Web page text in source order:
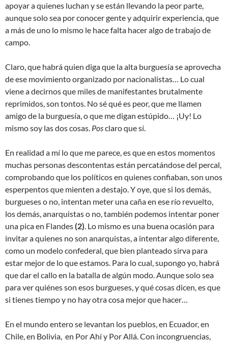
apoyar a quienes luchan y se están llevando la peor parte,
aunque solo sea por conocer gente y adquirir experiencia, que
a más de uno lo mismo le hace falta hacer algo de trabajo de
campo.
Claro, que habrá quien diga que la alta burguesía se aprovecha
de ese movimiento organizado por nacionalistas… Lo cual
viene a decirnos que miles de manifestantes brutalmente
reprimidos, son tontos. No sé qué es peor, que me llamen
amigo de la burguesía, o que me digan estúpido… ¡Uy! Lo
mismo soy las dos cosas. Posclaro que sí.
En realidad a mí lo que me parece, es que en estos momentos
muchas personas descontentas están percatándose del percal,
comprobando que los políticos en quienes confiaban, son unos
esperpentos que mienten a destajo. Y oye, que si los demás,
burgueses o no, intentan meter una caña en ese río revuelto,
los demás, anarquistas o no, también podemos intentar poner
una pica en Flandes(2). Lo mismo es una buena ocasión para
invitar a quienes no son anarquistas, a intentar algo diferente,
como un modelo confederal, que bien planteado sirva para
estar mejor de lo que estamos. Para lo cual, supongo yo, habrá
que dar el callo en la batalla de algún modo. Aunque solo sea
para ver quiénes son esos burgueses, y qué cosas dicen, es que
si tienes tiempo y no hay otra cosa mejor que hacer…
En el mundo entero se levantan los pueblos, en Ecuador, en
Chile, en Bolivia, en Por Ahí y Por Allá. Con incongruencias,